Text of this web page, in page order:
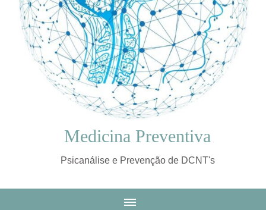
Medicina Preventiva
Psicanálise e Prevenção de DCNT's